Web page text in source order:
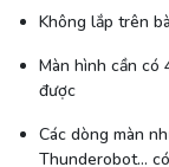
Không lắp trên
Màn hình cần có
được
Các dòng màn
Thunderobot…